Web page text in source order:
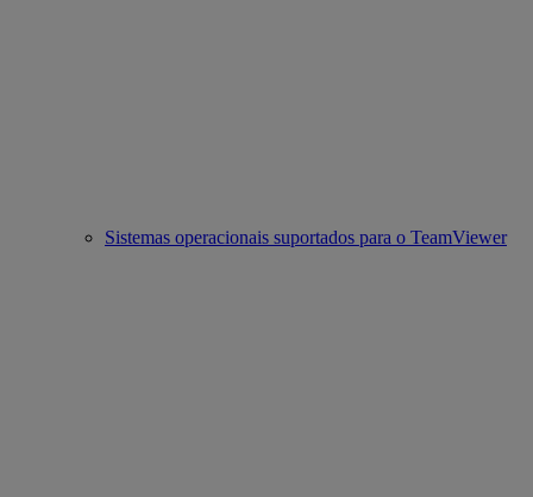
Sistemas operacionais suportados para o TeamViewer